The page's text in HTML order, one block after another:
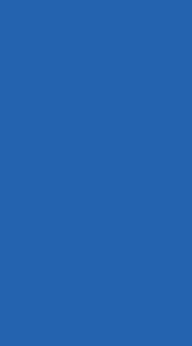
ausländischer
der
Eintritt in den
Versicherte